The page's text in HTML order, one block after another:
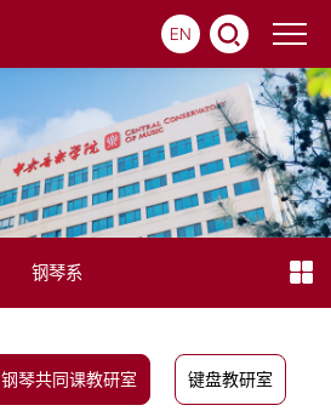
EN
钢琴系
钢琴共同课教研室 键盘教研室